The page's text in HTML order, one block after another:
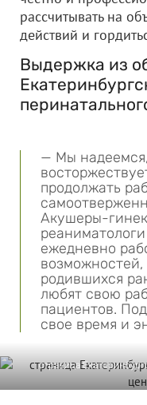
рассчитывать на
действий и
Выдержка из
— Мы
продолжать
Акушеры-
ежедневно
родившихся
любят свою
пациентов.
свое время и
страница